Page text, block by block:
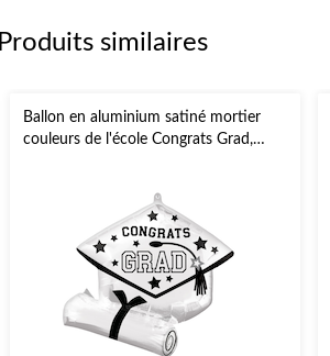
Produits similaires
Ballon en aluminium satiné mortier
couleurs de l'école Congrats Grad,